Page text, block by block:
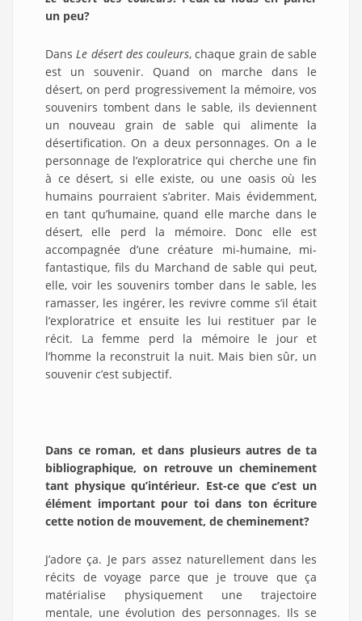
un peu?
DansLe désert des couleurs, chaque grain de sable
est un souvenir. Quand on marche dans le
désert, on perd progressivement la mémoire, vos
souvenirs tombent dans le sable, ils deviennent
un nouveau grain de sable qui alimente la
désertification. On a deux personnages. On a le
personnage de l’exploratrice qui cherche une fin
à ce désert, si elle existe, ou une oasis où les
humains pourraient s’abriter. Mais évidemment,
en tant qu’humaine, quand elle marche dans le
désert, elle perd la mémoire. Donc elle est
accompagnée d’une créature mi-humaine, mi-
fantastique, fils du Marchand de sable qui peut,
elle, voir les souvenirs tomber dans le sable, les
ramasser, les ingérer, les revivre comme s’il était
l’exploratrice et ensuite les lui restituer par le
récit. La femme perd la mémoire le jour et
l’homme la reconstruit la nuit. Mais bien sûr, un
souvenir c’est subjectif.
Dans ce roman, et dans plusieurs autres de ta
bibliographique, on retrouve un cheminement
tant physique qu’intérieur. Est-ce que c’est un
élément important pour toi dans ton écriture
cette notion de mouvement, de cheminement?
J’adore ça. Je pars assez naturellement dans les
récits de voyage parce que je trouve que ça
matérialise physiquement une trajectoire
mentale, une évolution des personnages. Ils se